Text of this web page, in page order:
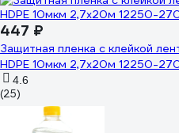
447 ₽
Защитная пленка с клейкой
HDPE 10мкм 2,7х20м 12250-
4.6
(25)